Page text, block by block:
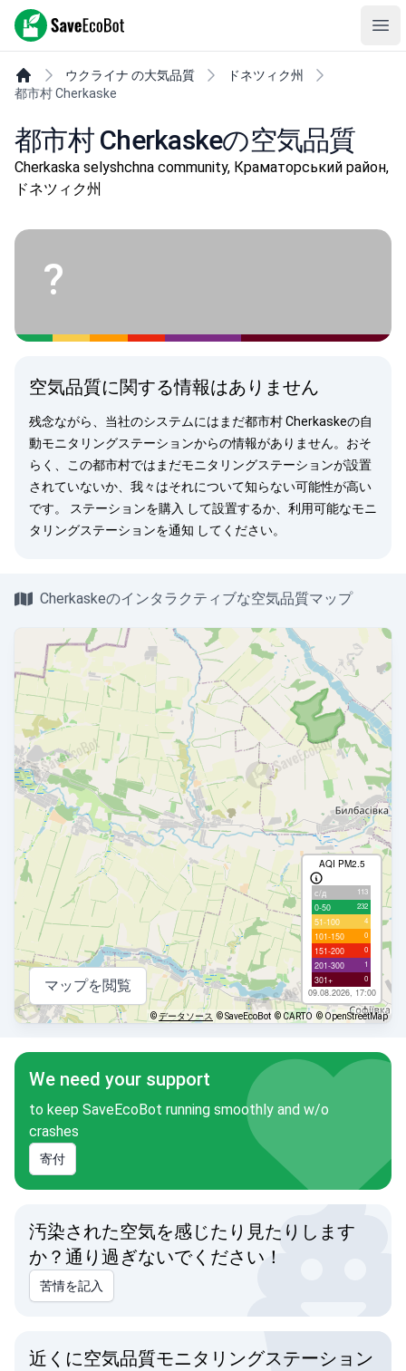
SaveEcoBot
ウクライナ の大気品質
ドネツィク州
都市村 Cherkaske
都市村 Cherkaskeの空気品質
Cherkaska selyshchna community, Краматорський район,
ドネツィク州
?
空気品質に関する情報はありません
残念ながら、当社のシステムにはまだ都市村 Cherkaskeの自
動モニタリングステーションからの情報がありません。おそ
らく、この都市村ではまだモニタリングステーションが設置
されていないか、我々はそれについて知らない可能性が高い
です。
ステーションを購入 して設置するか、利用可能なモニ
タリングステーションを通知 してください。
Cherkaskeのインタラクティブな空気品質マップ
AQI PM2.5
с/д 113
0-50 232
51-100 4
101-150 0
151-200 0
201-300 1
301+ 0
09.08.2026, 17:00
マップを閲覧
©データソース © SaveEcoBot © CARTO © OpenStreetMap
We need your support
to keep SaveEcoBot running smoothly and w/o
crashes
寄付
汚染された空気を感じたり見たりします
か？通り過ぎないでください！
苦情を記入
近くに空気品質モニタリングステーション